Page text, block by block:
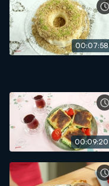
00:07:58
00:09:20